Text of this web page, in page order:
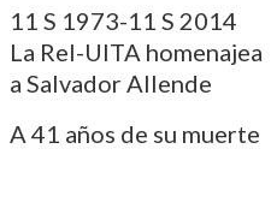
11 S 1973-11 S 2014
La Rel-UITA homenajea
a Salvador Allende
A 41 años de su muerte